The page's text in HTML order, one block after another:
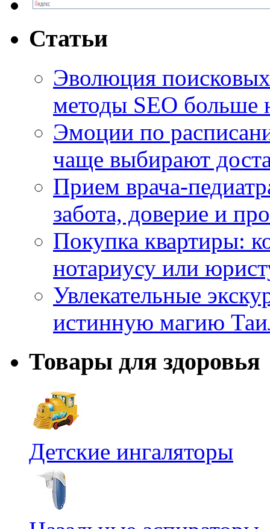
Статьи
Эволюция
методы SEO больше
Эмоции по
чаще выбирают
Прием врача-
забота, доверие и
Покупка квартиры:
нотариусу или
Увлекательные
истинную магию
Товары для здоровья
Детские ингаляторы